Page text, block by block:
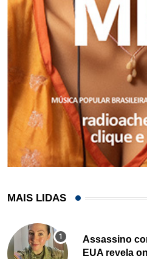
MAIS LIDAS
Assassino
EUA revela